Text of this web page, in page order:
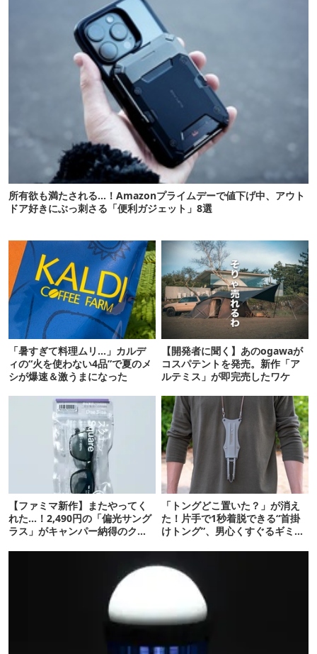
所有欲も満たされる…！Amazonプライムデーで値下げ中、アウト
ドア好きにぶっ刺さる「便利ガジェット」8選
「暑すぎて料理ムリ…」カルデ
ィの“火を使わない4品”で夏のメ
シが爆速＆激うまになった
【開発者に聞く】あのogawaが
コスパテントを発売。新作「ア
ルテミス」が即完売したワケ
【ファミマ新作】またやってく
れた…！2,490円の「偏光サング
ラス」がキャンパー納得のクオ
「トングどこ置いた？」が消え
た！片手で1秒着脱できる“首掛
けトング”、男心くすぐるギミッ